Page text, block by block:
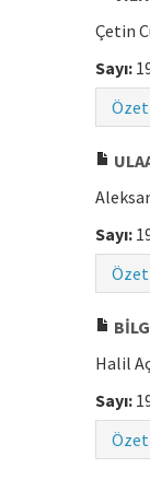
Çetin
Sayı:
Özet
Sayı:
Özet
Halil
Sayı:
Özet